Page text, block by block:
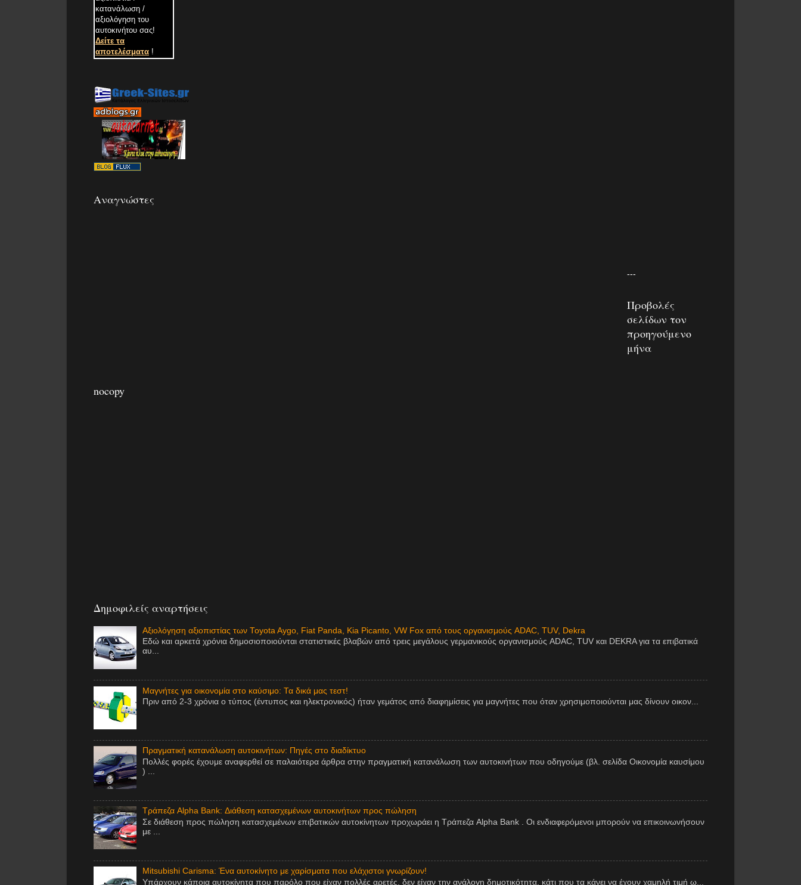
κατανάλωση /
αξιολόγηση του
αυτοκινήτου σας!
Δείτε τα
αποτελέσματα !
Αναγνώστες
---
Προβολές
σελίδων τον
προηγούμενο
μήνα
nocopy
Δημοφιλείς αναρτήσεις
Αξιολόγηση αξιοπιστίας των Toyota Aygo, Fiat Panda, Kia Picanto, VW Fox από τους οργανισμούς ADAC, TUV, Dekra
Εδώ και αρκετά χρόνια δημοσιοποιούνται στατιστικές βλαβών από τρεις μεγάλους γερμανικούς οργανισμούς ADAC, TUV και DEKRA για τα επιβατικά
αυ...
Μαγνήτες για οικονομία στο καύσιμο: Τα δικά μας τεστ!
Πριν από 2-3 χρόνια ο τύπος (έντυπος και ηλεκτρονικός) ήταν γεμάτος από διαφημίσεις για μαγνήτες που όταν χρησιμοποιούνται μας δίνουν οικον...
Πραγματική κατανάλωση αυτοκινήτων: Πηγές στο διαδίκτυο
Πολλές φορές έχουμε αναφερθεί σε παλαιότερα άρθρα στην πραγματική κατανάλωση των αυτοκινήτων που οδηγούμε (βλ. σελίδα Οικονομία καυσίμου
) ...
Τράπεζα Alpha Bank: Διάθεση κατασχεμένων αυτοκινήτων προς πώληση
Σε διάθεση προς πώληση κατασχεμένων επιβατικών αυτοκίνητων προχωράει η Τράπεζα Alpha Bank . Οι ενδιαφερόμενοι μπορούν να επικοινωνήσουν
με ...
Mitsubishi Carisma: Ένα αυτοκίνητο με χαρίσματα που ελάχιστοι γνωρίζουν!
Υπάρχουν κάποια αυτοκίνητα που παρόλο που είχαν πολλές αρετές, δεν είχαν την ανάλογη δημοτικότητα, κάτι που τα κάνει να έχουν χαμηλή τιμή ω...